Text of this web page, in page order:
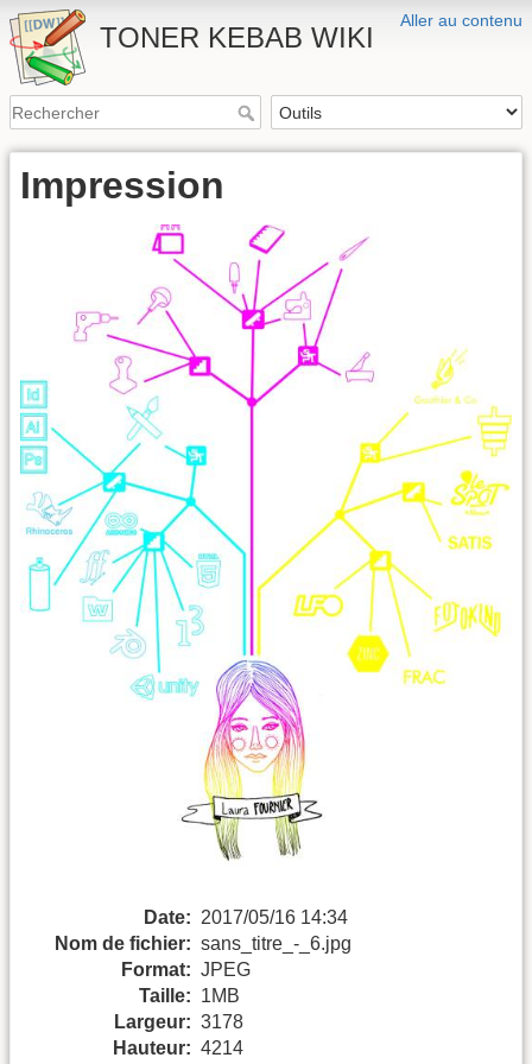
Aller au contenu
TONER KEBAB WIKI
Impression
Date: 2017/05/16 14:34
Nom de fichier: sans_titre_-_6.jpg
Format: JPEG
Taille: 1MB
Largeur: 3178
Hauteur: 4214